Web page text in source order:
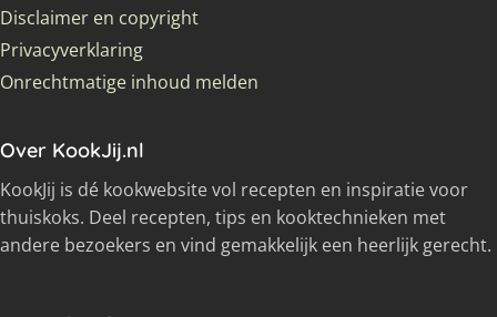
Disclaimer en copyright
Privacyverklaring
Onrechtmatige inhoud melden
Over KookJij.nl
KookJij is dé kookwebsite vol recepten en inspiratie voor
thuiskoks. Deel recepten, tips en kooktechnieken met
andere bezoekers en vind gemakkelijk een heerlijk gerecht.